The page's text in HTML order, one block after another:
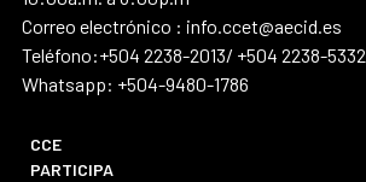
Correo electrónico : info.ccet@aecid.es
Teléfono:+504 2238-2013/ +504 2238-5332
Whatsapp: +504-9480-1786
CCE
PARTICIPA